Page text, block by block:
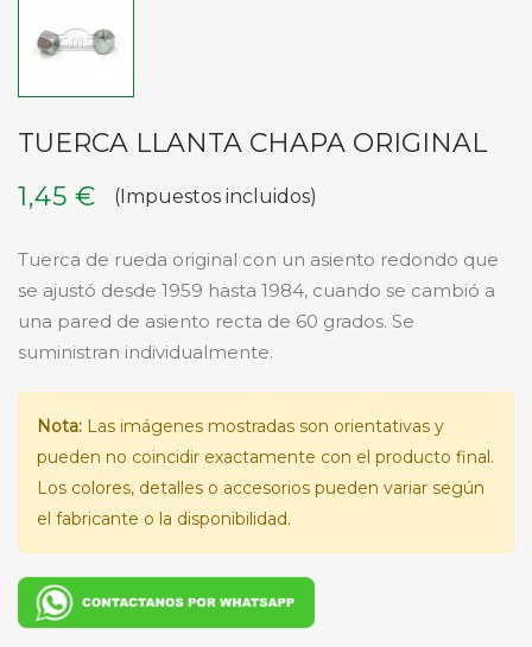
TUERCA LLANTA CHAPA ORIGINAL
1,45 €
(Impuestos incluidos)
Tuerca de rueda original con un asiento redondo que
se ajustó desde 1959 hasta 1984, cuando se cambió a
una pared de asiento recta de 60 grados. Se
suministran individualmente.
Nota: Las imágenes mostradas son orientativas y
pueden no coincidir exactamente con el producto final.
Los colores, detalles o accesorios pueden variar según
el fabricante o la disponibilidad.